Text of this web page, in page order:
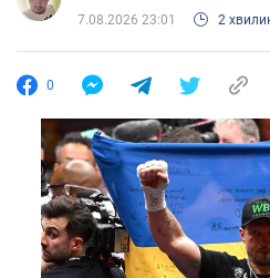
7.08.2026 23:01 2
0